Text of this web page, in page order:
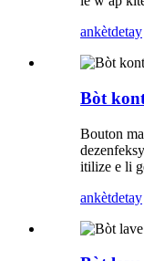
ankètdetay
Bòt
Bouton
itilize e li
ankètdetay